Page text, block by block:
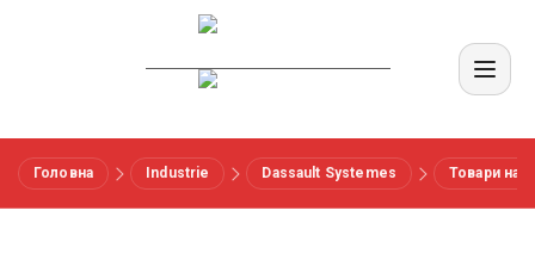
Меню
Головна Industrie Dassault Systemes Товари